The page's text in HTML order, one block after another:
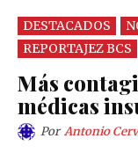
DESTACADOS
REPORTAJEZ BCS
Más
médicas
Por Antonio